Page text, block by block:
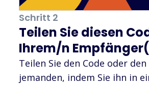
Schritt 2
Teilen Sie diesen
Ihrem/n
Teilen Sie den Code oder
jemanden, indem Sie ihn in